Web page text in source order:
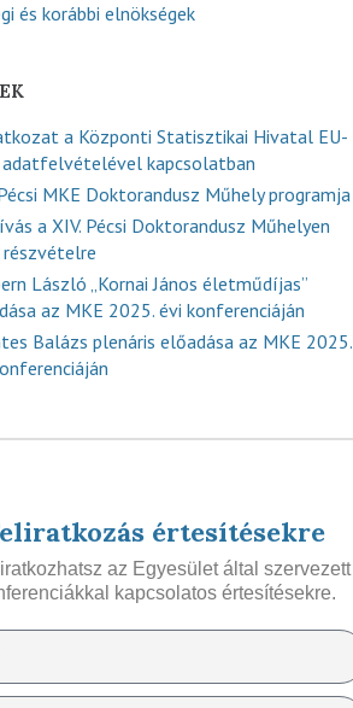
és korábbi elnökségek
a Központi Statisztikai Hivatal EU-
adatfelvételével kapcsolatban
MKE Doktorandusz Műhely programja
a XIV. Pécsi Doktorandusz Műhelyen
László „Kornai János életműdíjas”
az MKE 2025. évi konferenciáján
Balázs plenáris előadása az MKE 2025.
értesítésekre
az Egyesület által szervezett
kapcsolatos értesítésekre.